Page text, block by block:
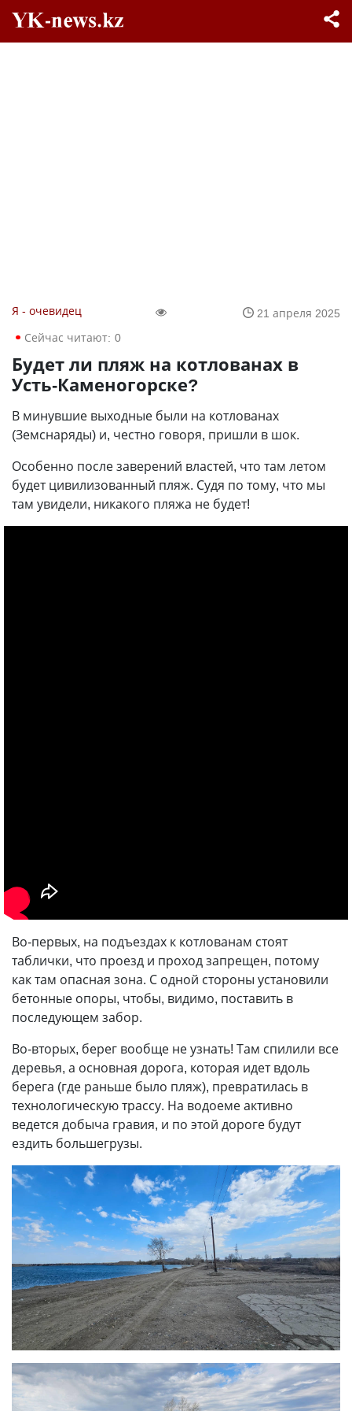
Я - очевидец
21 апреля 2025
Сейчас читают: 0
Будет ли пляж на котлованах в
Усть-Каменогорске?
В минувшие выходные были на котлованах
(Земснаряды) и, честно говоря, пришли в шок.
Особенно после заверений властей, что там летом
будет цивилизованный пляж. Судя по тому, что мы
там увидели, никакого пляжа не будет!
Во-первых, на подъездах к котлованам стоят
таблички, что проезд и проход запрещен, потому
как там опасная зона. С одной стороны установили
бетонные опоры, чтобы, видимо, поставить в
последующем забор.
Во-вторых, берег вообще не узнать! Там спилили все
деревья, а основная дорога, которая идет вдоль
берега (где раньше было пляж), превратилась в
технологическую трассу. На водоеме активно
ведется добыча гравия, и по этой дороге будут
ездить большегрузы.